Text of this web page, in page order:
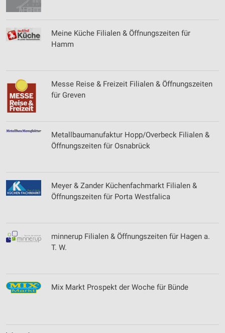
Meine Küche Filialen & Öffnungszeiten für
Hamm
Messe Reise & Freizeit Filialen & Öffnungszeiten
für Greven
Metallbaumanufaktur Hopp/Overbeck Filialen &
Öffnungszeiten für Osnabrück
Meyer & Zander Küchenfachmarkt Filialen &
Öffnungszeiten für Porta Westfalica
minnerup Filialen & Öffnungszeiten für Hagen a.
T. W.
Mix Markt Prospekt der Woche für Bünde